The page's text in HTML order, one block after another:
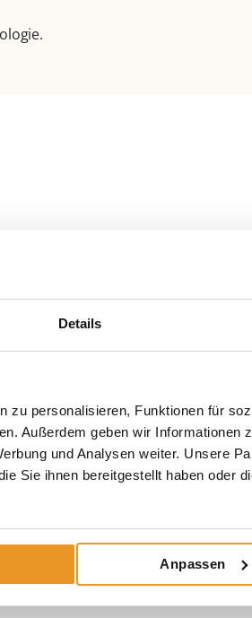
Details
zu personalisieren, Funktionen für
Außerdem geben wir Informationen
und Analysen weiter. Unsere
Sie ihnen bereitgestellt haben oder
Anpassen